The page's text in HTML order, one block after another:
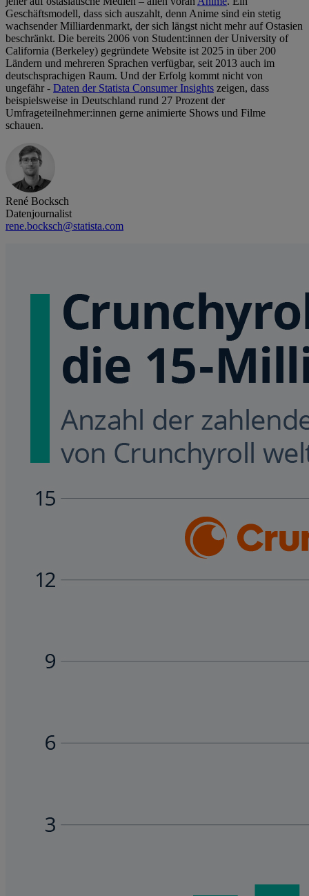
Geschäftsmodell, dass sich auszahlt, denn Anime sind ein stetig
wachsender Milliardenmarkt, der sich längst nicht mehr auf Ostasien
beschränkt. Die bereits 2006 von Student:innen der University of
California (Berkeley) gegründete Website ist 2025 in über 200
Ländern und mehreren Sprachen verfügbar, seit 2013 auch im
deutschsprachigen Raum. Und der Erfolg kommt nicht von
ungefähr - Daten der Statista Consumer Insights zeigen, dass
beispielsweise in Deutschland rund 27 Prozent der
Umfrageteilnehmer:innen gerne animierte Shows und Filme
schauen.
René Bocksch
Datenjournalist
rene.bocksch@statista.com